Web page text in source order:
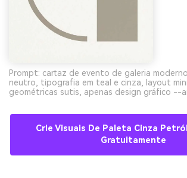
Prompt: cartaz de evento de galeria
neutro, tipografia em teal e cinza, layout
geométricas sutis, apenas design gráfico --
Crie Visuais De Paleta Cinza
Gratuitamente